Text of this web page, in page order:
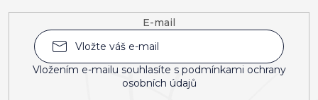
E-mail
Vložením e-mailu souhlasíte s podmínkami ochrany
osobních údajů